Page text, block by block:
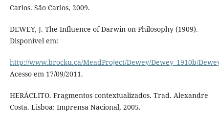
Carlos. São Carlos, 2009.
DEWEY, J. The Influence of Darwin on Philosophy (1909).
Disponível em:
http://www.brocku.ca/MeadProject/Dewey/Dewey_1910b/
Acesso em 17/09/2011.
HERÁCLITO. Fragmentos contextualizados. Trad. Alexandre
Costa. Lisboa: Imprensa Nacional, 2005.